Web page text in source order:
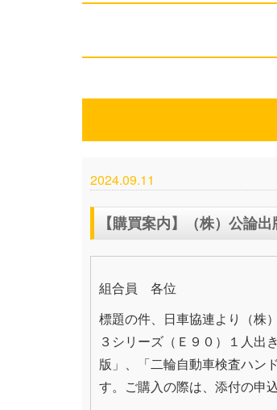
2024.09.11
【購買案内】（株）公論
組合員 各位
標題の件、日車協連より（
３シリーズ（Ｅ９０）１人出
版」、「二輪自動車検査ハン
す。ご購入の際は、添付の申